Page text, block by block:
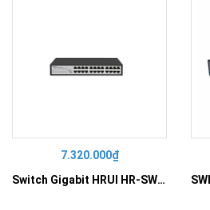
7.320.000₫
Switch Gigabit HRUI HR-SWG10240D